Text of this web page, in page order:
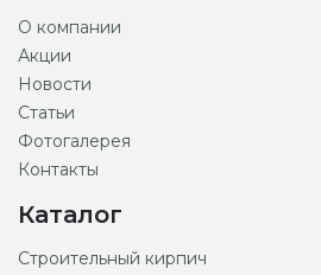
О компании
Акции
Новости
Статьи
Фотогалерея
Контакты
Каталог
Строительный кирпич